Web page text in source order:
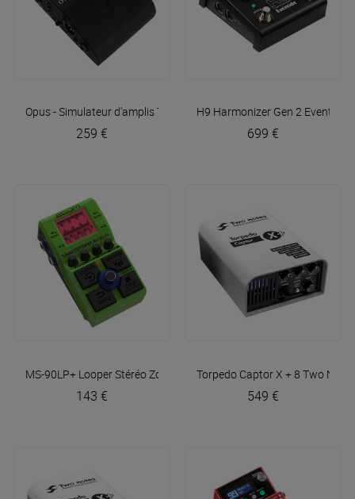
Opus - Simulateur d’amplisTwo Notes
259 €
H9 Harmonizer Gen 2 Eventide
699 €
MS-90LP+ Looper Stéréo Zoom
143 €
Torpedo Captor X + 8 Two Notes
549 €